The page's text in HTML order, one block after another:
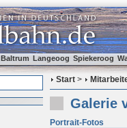
Baltrum Langeoog Spiekeroog
Start >
Galerie
Portrait-Fotos